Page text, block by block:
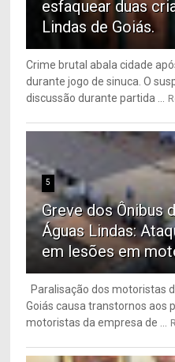
esfaquear duas
Lindas de Goiás.
Crime brutal abala cidade
durante jogo de sinuca. O
discussão durante partida ...
5
Greve dos Ônibus
Águas Lindas:
em lesões em
Paralisação dos motoristas
Goiás causa transtornos aos
motoristas da empresa de ...
6